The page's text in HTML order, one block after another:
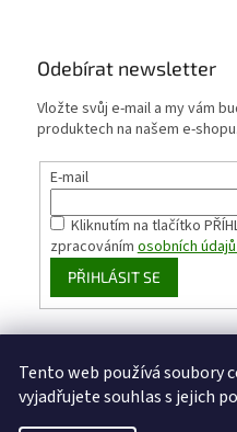
Tento web používá soubory
vyjadřujete souhlas s jejich
Odebírat newsletter
Vložte svůj e-mail a my vám
produktech na našem e-shopu.
E-mail
Kliknutím na tlačítko
zpracováním osobních údajů
PŘIHLÁSIT SE